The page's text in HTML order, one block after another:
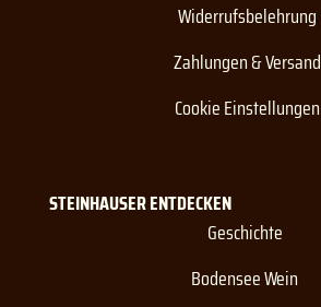
STEINHAUSER ENTDECKEN
Geschichte
Bodensee Wein
Widerrufsbelehrung
Zahlungen & Versand
Cookie Einstellungen